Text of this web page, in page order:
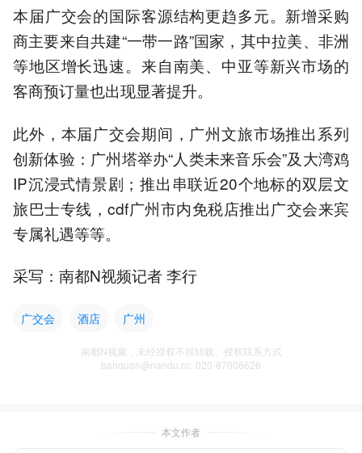
本届广交会的国际客源结构更趋多元。新增采购
商主要来自共建“一带一路”国家，其中拉美、非洲
等地区增长迅速。来自南美、中亚等新兴市场的
客商预订量也出现显著提升。
此外，本届广交会期间，广州文旅市场推出系列
创新体验：广州塔举办“人类未来音乐会”及大湾鸡
IP沉浸式情景剧；推出串联近20个地标的双层文
旅巴士专线，cdf广州市内免税店推出广交会来宾
专属礼遇等等。
采写：南都N视频记者 李行
广交会 酒店 广州
南都N视频，未经授权不得转载、授权联系方式
banquan@nandu.cc. 020-87006626
本文作者